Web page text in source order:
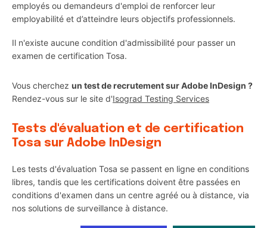
employés ou demandeurs d'emploi de renforcer leur
employabilité et d’atteindre leurs objectifs professionnels.
Il n'existe aucune condition d'admissibilité pour passer un
examen de certification Tosa.
Vous cherchez un test de recrutement sur Adobe InDesign ?
Rendez-vous sur le site d'Isograd Testing Services
Tests d'évaluation et de certification
Tosa sur Adobe InDesign
Les tests d'évaluation Tosa se passent en ligne en conditions
libres, tandis que les certifications doivent être passées en
conditions d'examen dans un centre agréé ou à distance, via
nos solutions de surveillance à distance.